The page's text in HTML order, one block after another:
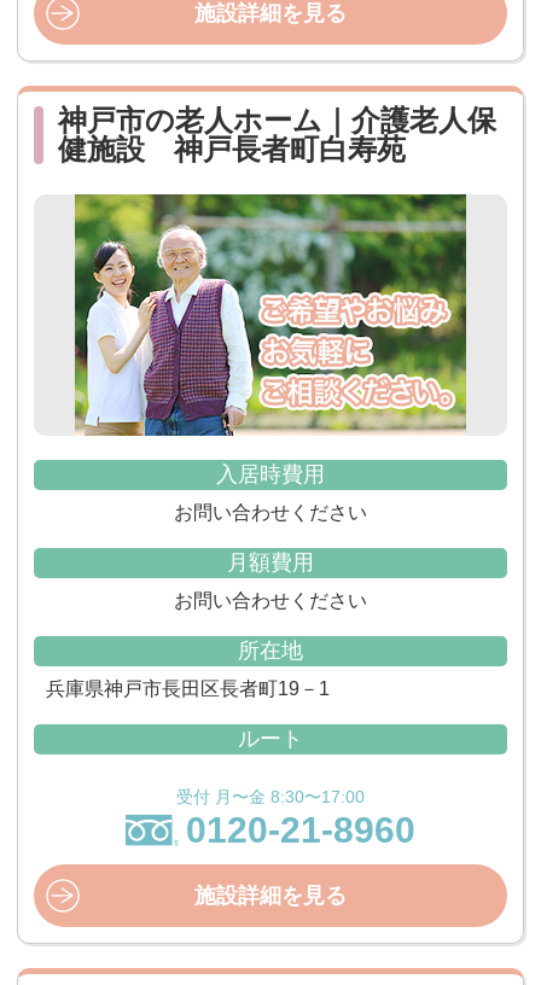
施設詳細を見る
神戸市の老人ホーム｜介護老人保
健施設 神戸長者町白寿苑
入居時費用
お問い合わせください
月額費用
お問い合わせください
所在地
兵庫県神戸市長田区長者町19－1
ルート
受付 月〜金 8:30〜17:00
0120-21-8960
施設詳細を見る